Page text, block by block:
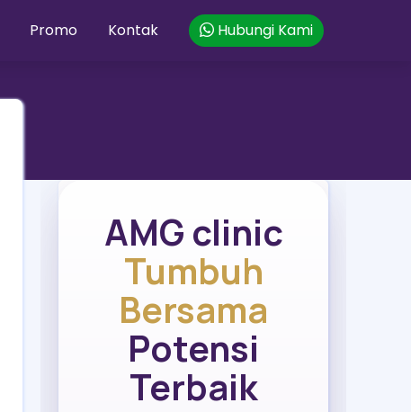
Promo Kontak Hubungi Kami
AMG clinic
Tumbuh
Bersama
Potensi
Terbaik